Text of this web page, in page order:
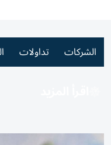
الشركات تداولات